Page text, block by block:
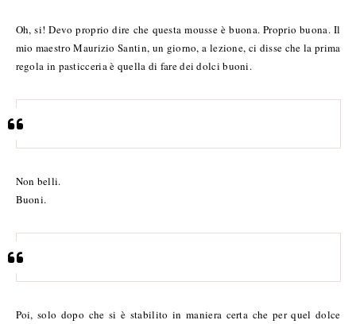
Oh, si! Devo proprio dire che questa mousse è buona. Proprio buona. Il
mio maestro Maurizio Santin, un giorno, a lezione, ci disse che la prima
regola in pasticceria è quella di fare dei dolci buoni.
Non belli.
Buoni.
Poi, solo dopo che si è stabilito in maniera certa che per quel dolce